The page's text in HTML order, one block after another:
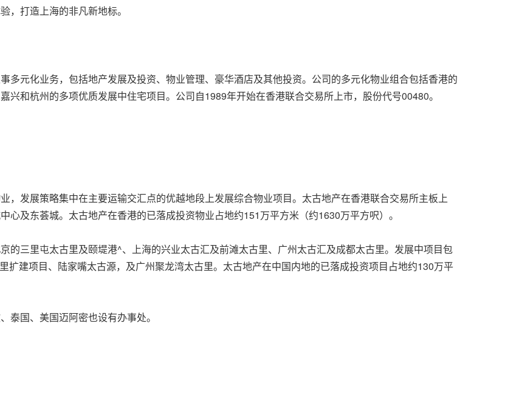
，打造上海的非凡新地标。
多元化业务，包括地产发展及投资、物业管理、豪华酒店及其他投资。公司的多元化物业组合包括香港的
兴和杭州的多项优质发展中住宅项目。公司自1989年开始在香港联合交易所上市，股份代号00480。
，发展策略集中在主要运输交汇点的优越地段上发展综合物业项目。太古地产在香港联合交易所主板上
及东荟城。太古地产在香港的已落成投资物业占地约151万平方米（约1630万平方呎）。
的三里屯太古里及颐堤港^、上海的兴业太古汇及前滩太古里、广州太古汇及成都太古里。发展中项目包
扩建项目、陆家嘴太古源，及广州聚龙湾太古里。太古地产在中国内地的已落成投资项目占地约130万平
泰国、美国迈阿密也设有办事处。